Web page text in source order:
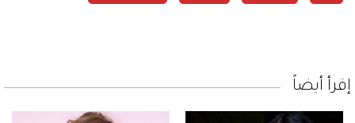
إقرأ أيضاً